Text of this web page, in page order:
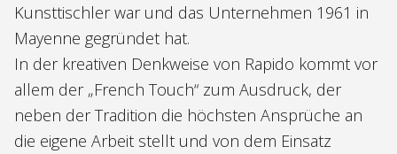
Kunsttischler war und das Unternehmen 1961 in
Mayenne gegründet hat.
In der kreativen Denkweise von Rapido kommt vor
allem der „French Touch“ zum Ausdruck, der
neben der Tradition die höchsten Ansprüche an
die eigene Arbeit stellt und von dem Einsatz